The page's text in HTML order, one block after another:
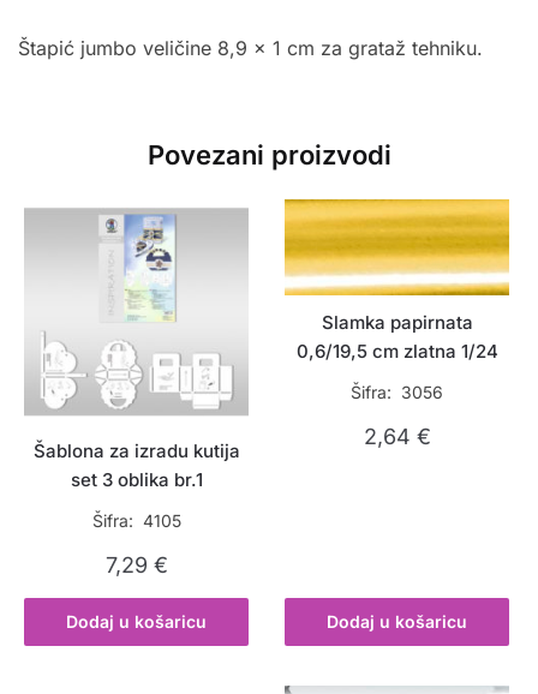
Štapić jumbo veličine 8,9 x 1 cm za grataž tehniku.
Povezani proizvodi
Šablona za izradu kutija
set 3 oblika br.1
Šifra: 4105
7,29 €
Dodaj u košaricu
Slamka papirnata
0,6/19,5 cm zlatna 1/24
Šifra: 3056
2,64 €
Dodaj u košaricu